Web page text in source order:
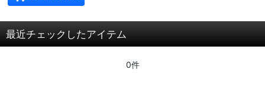
最近チェックしたアイテム
0件